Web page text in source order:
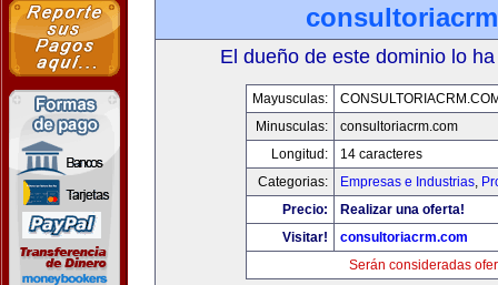
El dueño de este dominio lo
Mayusculas:
Minusculas:
consultoriacrm.com
Longitud:
14 caracteres
Categorias:
Empresas e Industrias,
Precio:
Realizar una oferta!
Visitar!
consultoriacrm.com
Serán consideradas